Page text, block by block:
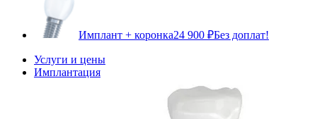
Имплант + коронка24 900 ₽Без доплат!
Услуги и цены
Имплантация